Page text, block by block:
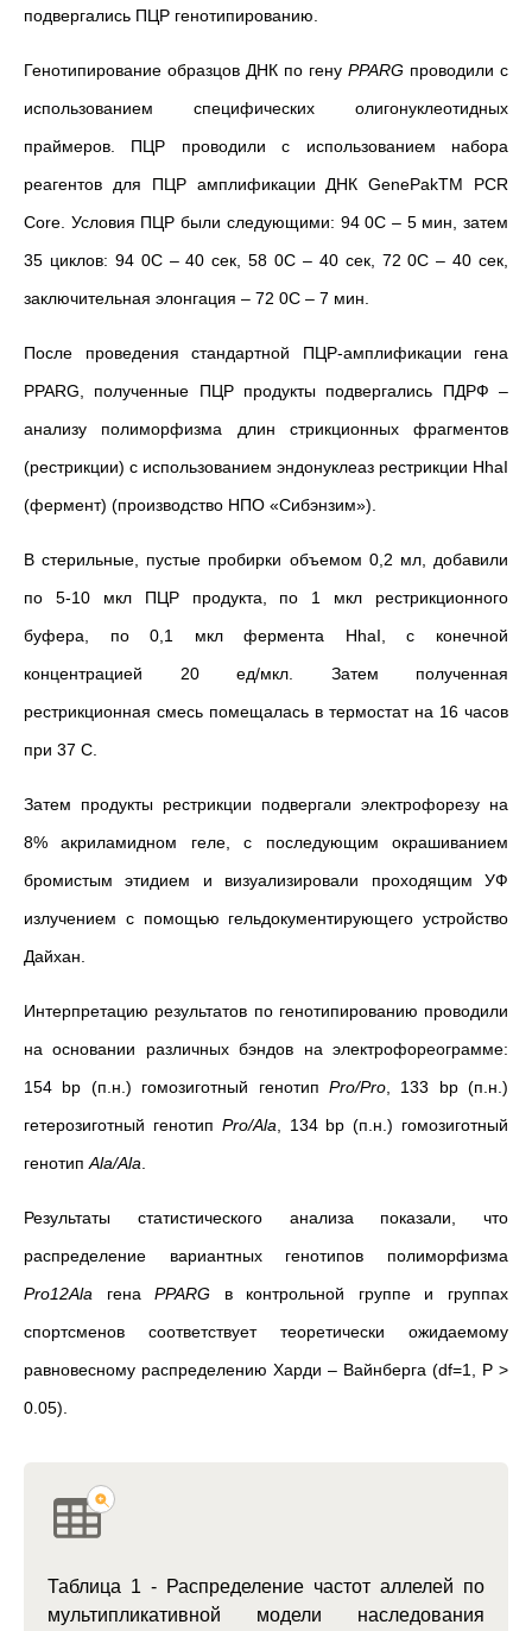
подвергались ПЦР генотипированию.
Генотипирование образцов ДНК по гену PPARG проводили с
использованием специфических олигонуклеотидных
праймеров. ПЦР проводили с использованием набора
реагентов для ПЦР амплификации ДНК GenePakTM PCR
Core. Условия ПЦР были следующими: 94 0С – 5 мин, затем
35 циклов: 94 0С – 40 сек, 58 0С – 40 сек, 72 0С – 40 сек,
заключительная элонгация – 72 0С – 7 мин.
После проведения стандартной ПЦР-амплификации гена
PPARG, полученные ПЦР продукты подвергались ПДРФ –
анализу полиморфизма длин стрикционных фрагментов
(рестрикции) с использованием эндонуклеаз рестрикции HhaI
(фермент) (производство НПО «Сибэнзим»).
В стерильные, пустые пробирки объемом 0,2 мл, добавили
по 5-10 мкл ПЦР продукта, по 1 мкл рестрикционного
буфера, по 0,1 мкл фермента HhaI, с конечной
концентрацией 20 ед/мкл. Затем полученная
рестрикционная смесь помещалась в термостат на 16 часов
при 37 С.
Затем продукты рестрикции подвергали электрофорезу на
8% акриламидном геле, с последующим окрашиванием
бромистым этидием и визуализировали проходящим УФ
излучением с помощью гельдокументирующего устройство
Дайхан.
Интерпретацию результатов по генотипированию проводили
на основании различных бэндов на электрофореограмме:
154 bp (п.н.) гомозиготный генотип Рrо/Рrо, 133 bp (п.н.)
гетерозиготный генотип Pro/Ala , 134 bp (п.н.) гомозиготный
генотип Ala/Ala
Результаты статистического анализа показали, что
распределение вариантных генотипов полиморфизма
Pro12Ala генаPPARG в контрольной группе и группах
спортсменов соответствует теоретически ожидаемому
равновесному распределению Харди – Вайнберга (df=1, P >
0.05).
Таблица 1 - Распределение частот аллелей по
мультипликативной модели наследования